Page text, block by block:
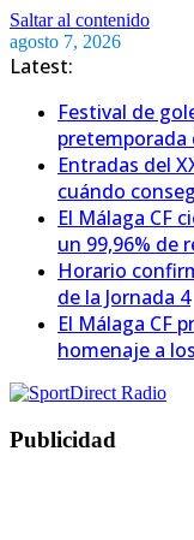
Saltar al contenido
agosto 7, 2026
Latest:
Festival de
pretemporada
Entradas del
cuándo
El Málaga CF
un 99,96% de
Horario
de la Jornada 4
El Málaga CF
homenaje a
Publicidad